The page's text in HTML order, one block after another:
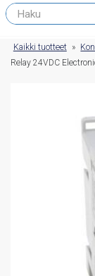
Kaikki tuotteet »
Relay 24VDC